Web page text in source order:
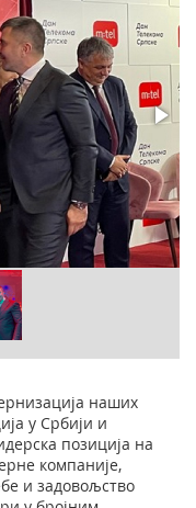
наших
у Србији и
позиција на
компаније,
и задовољство